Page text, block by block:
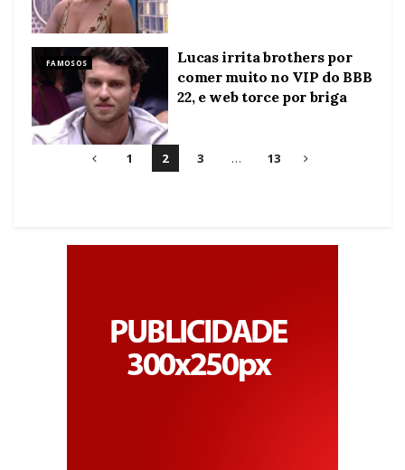
FAMOSOS
Lucas irrita brothers por
comer muito no VIP do BBB
22, e web torce por briga
1 2 3 … 13